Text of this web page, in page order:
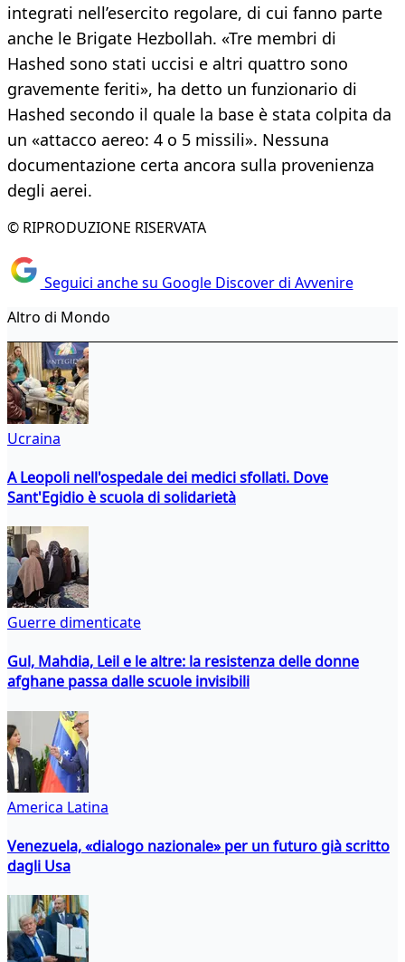
integrati nell’esercito regolare, di cui fanno parte
anche le Brigate Hezbollah. «Tre membri di
Hashed sono stati uccisi e altri quattro sono
gravemente feriti», ha detto un funzionario di
Hashed secondo il quale la base è stata colpita da
un «attacco aereo: 4 o 5 missili». Nessuna
documentazione certa ancora sulla provenienza
degli aerei.
© RIPRODUZIONE RISERVATA
Seguici anche su Google Discover di Avvenire
Altro di Mondo
Ucraina
A Leopoli nell'ospedale dei medici sfollati. Dove
Sant'Egidio è scuola di solidarietà
Guerre dimenticate
Gul, Mahdia, Leil e le altre: la resistenza delle donne
afghane passa dalle scuole invisibili
America Latina
Venezuela, «dialogo nazionale» per un futuro già scritto
dagli Usa